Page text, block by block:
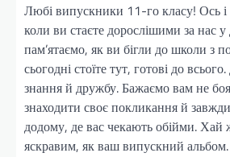
Любі випускники 11-го класу! Ось і
коли ви стаєте дорослішими за нас
пам’ятаємо, як ви бігли до школи з
сьогодні стоїте тут, готові до
знання й дружбу. Бажаємо вам не
знаходити своє покликання й
додому, де вас чекають обійми. Хай
яскравим, як ваш випускний альбом.